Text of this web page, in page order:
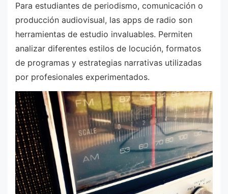
Para estudiantes de periodismo, comunicación o
producción audiovisual, las apps de radio son
herramientas de estudio invaluables. Permiten
analizar diferentes estilos de locución, formatos
de programas y estrategias narrativas utilizadas
por profesionales experimentados.